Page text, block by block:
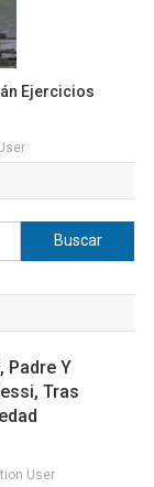
Ejercicios
Buscar:
Padre Y
Tras
User